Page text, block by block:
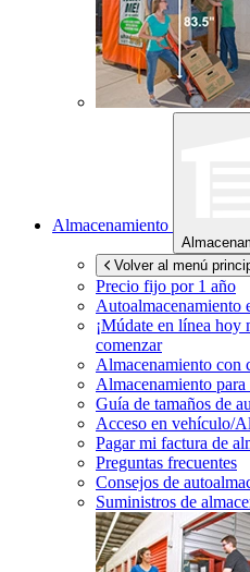
Almacenamiento
Volver al menú
Precio fijo por 1 año
Autoalmacenamiento
¡Múdate en línea hoy
comenzar
Almacenamiento con
Almacenamiento
Guía de tamaños de
Acceso en vehículo/
Pagar mi factura de
Preguntas frecuentes
Consejos de
Suministros de